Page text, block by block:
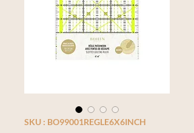
SKU : BO99001REGLE6X6INCH